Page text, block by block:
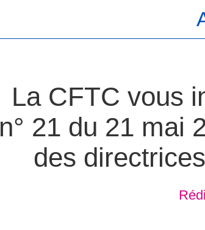
La CFTC vous
n° 21 du 21 mai
des